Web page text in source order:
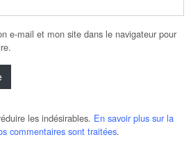
e-mail et mon site dans le navigateur pour
les indésirables. En savoir plus sur la
commentaires sont traitées.